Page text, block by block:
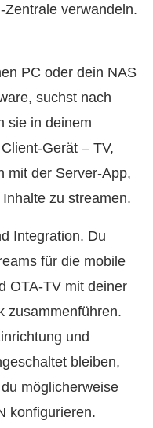
verwandeln.
PC oder dein NAS
suchst nach
sie in deinem
Gerät – TV,
mit der Server-App,
zu streamen.
Integration. Du
für die mobile
OTA-TV mit deiner
zusammenführen.
und
bleiben,
möglicherweise
konfigurieren.